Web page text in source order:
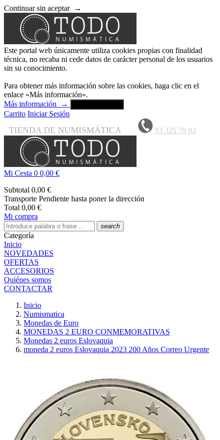
Continuar sin aceptar →
Este portal web únicamente utiliza cookies propias con finalidad
técnica, no recaba ni cede datos de carácter personal de los usuarios
sin su conocimiento.
Para obtener más información sobre las cookies, haga clic en el
enlace «Más información».
Más información
→
Carrito Iniciar Sesión
TIENDA DE NUMISMÁTICA 93 325 79 93
Mi Cesta 0 0,00 €
Subtotal 0,00 €
Transporte Pendiente hasta poner la dirección
Total 0,00 €
Mi compra
search
Categoría
Inicio
NOVEDADES
OFERTAS
ACCESORIOS
Quiénes somos
CONTACTAR
Inicio
Numismatica
Monedas de Euro
MONEDAS 2 EURO CONMEMORATIVAS
Monedas 2 euros Eslovaquia
moneda 2 euros Eslovaquia 2023 200 Años Correo Urgente